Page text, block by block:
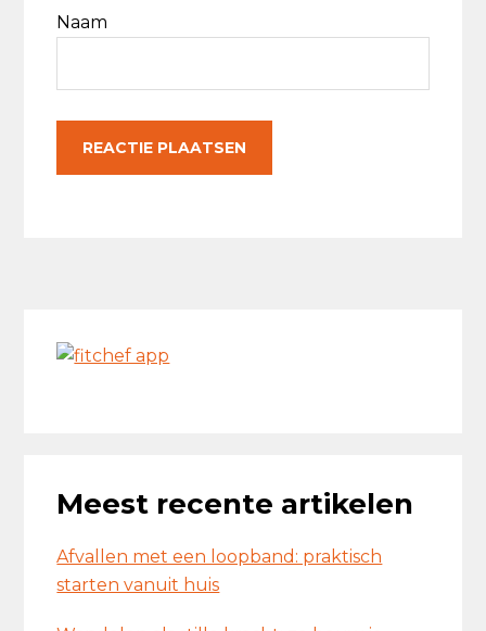
Naam
Meest recente artikelen
Afvallen met een loopband: praktisch
starten vanuit huis